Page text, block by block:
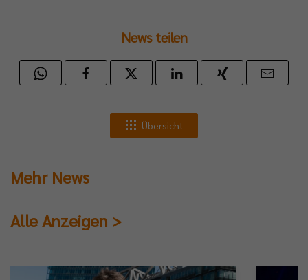
News teilen
Übersicht
Mehr News
Alle Anzeigen >